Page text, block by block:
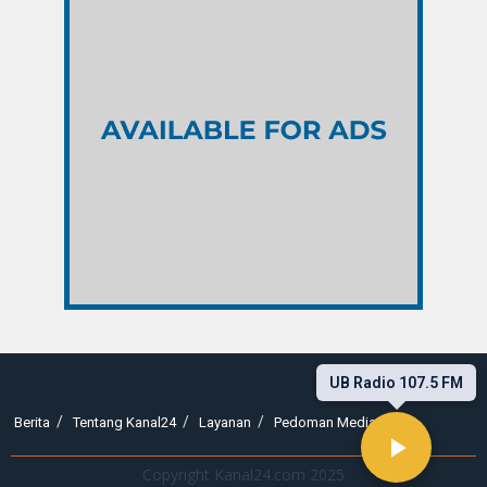
UB Radio 107.5 FM
Berita Tentang Kanal24 Layanan Pedoman Media Siber
Copyright Kanal24.com 2025